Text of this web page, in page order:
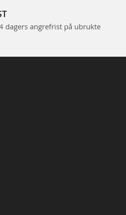
dagers angrefrist på ubrukte